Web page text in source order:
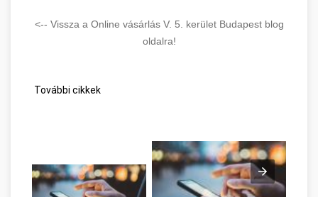
6.
Kela Vagyonvédelem
linképítés
→
budapesti marketing ügynökség
linképítési portfóliójával.
Könyvrendelés és prémium
backlink szolgáltatások
8.
<-- Vissza a Online vásárlás V. 5. kerület Budapest blog
oldalra!
További cikkek